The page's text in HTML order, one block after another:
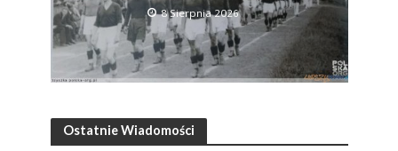
8 Sierpnia 2026
Ostatnie Wiadomości